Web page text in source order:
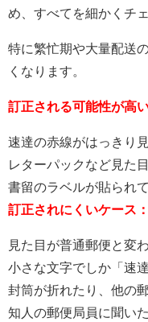
め、すべてを細かくチ
特に繁忙期や大量配送
くなります。
訂正される可能性が高
速達の赤線がはっきり
レターパックなど見た
書留のラベルが貼られ
訂正されにくいケース：
見た目が普通郵便と変
小さな文字でしか「速
封筒が折れたり、他の
知人の郵便局員に聞い